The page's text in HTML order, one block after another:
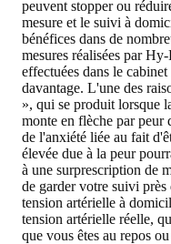
peuvent stopper ou
mesure et le suivi à
bénéfices dans de
mesures réalisées par
effectuées dans le
davantage. L'une des
», qui se produit lorsque
monte en flèche par peur
de l'anxiété liée au fait
élevée due à la peur
à une surprescription de
de garder votre suivi près
tension artérielle à
tension artérielle réelle,
que vous êtes au repos